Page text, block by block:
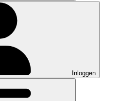
Inloggen